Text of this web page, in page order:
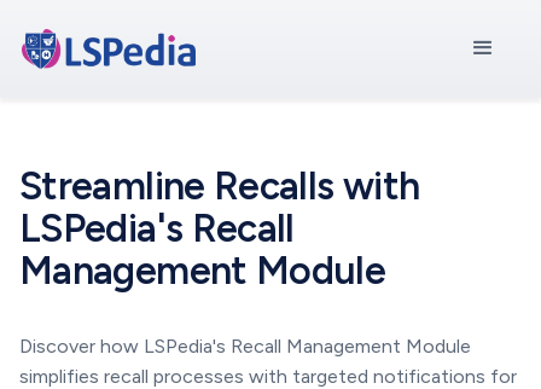
Streamline Recalls with
LSPedia's Recall
Management Module
Discover how LSPedia's Recall Management Module
simplifies recall processes with targeted notifications for